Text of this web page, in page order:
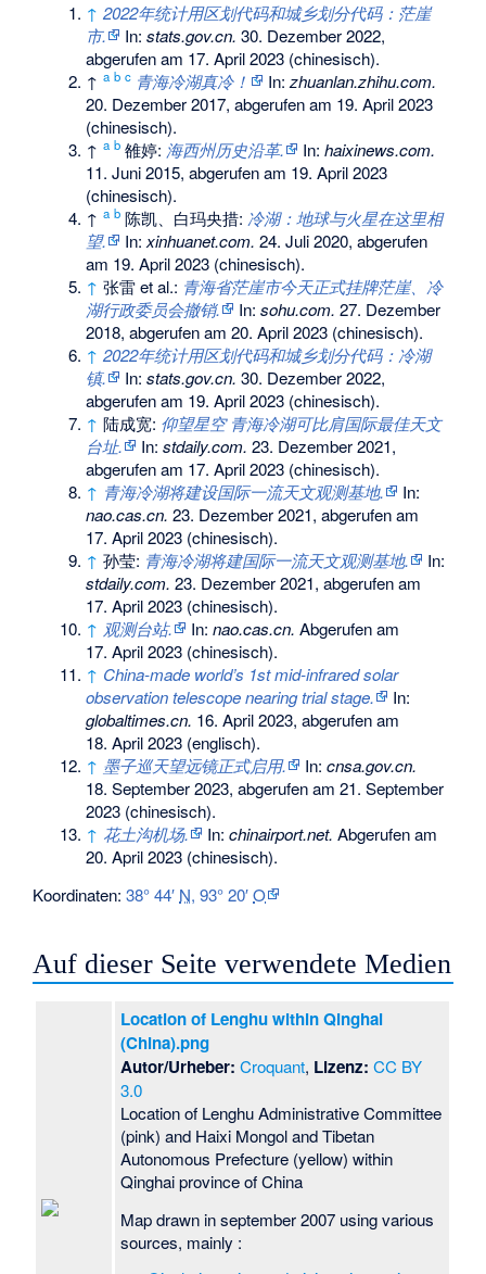
↑ 2022年统计用区划代码和城乡划分代码：茫崖
市.
In:stats.gov.cn. 30. Dezember 2022,
abgerufen am 17. April 2023 (chinesisch).
↑a b c 青海冷湖真冷！ In:zhuanlan.zhihu.com.
20. Dezember 2017, abgerufen am 19. April 2023
(chinesisch).
↑a b 雒婷: 海西州历史沿革. In:haixinews.com.
11. Juni 2015, abgerufen am 19. April 2023
(chinesisch).
↑a b 陈凯、白玛央措: 冷湖：地球与火星在这里相
望.
In:xinhuanet.com. 24. Juli 2020, abgerufen
am 19. April 2023 (chinesisch).
↑ 张雷 et al.: 青海省茫崖市今天正式挂牌茫崖、冷
湖行政委员会撤销.
In:sohu.com. 27. Dezember
2018, abgerufen am 20. April 2023 (chinesisch).
↑ 2022年统计用区划代码和城乡划分代码：冷湖
镇.
In:stats.gov.cn. 30. Dezember 2022,
abgerufen am 19. April 2023 (chinesisch).
↑ 陆成宽: 仰望星空 青海冷湖可比肩国际最佳天文
台址.
In:stdaily.com. 23. Dezember 2021,
abgerufen am 17. April 2023 (chinesisch).
↑ 青海冷湖将建设国际一流天文观测基地.
In:
nao.cas.cn. 23. Dezember 2021, abgerufen am
17. April 2023 (chinesisch).
↑ 孙莹: 青海冷湖将建国际一流天文观测基地.
In:
stdaily.com. 23. Dezember 2021, abgerufen am
17. April 2023 (chinesisch).
↑ 观测台站. In:nao.cas.cn. Abgerufen am
17. April 2023 (chinesisch).
↑ China-made world’s 1st mid-infrared solar
observation telescope nearing trial stage.
In:
globaltimes.cn. 16. April 2023, abgerufen am
18. April 2023 (englisch).
↑ 墨子巡天望远镜正式启用. In:cnsa.gov.cn.
18. September 2023, abgerufen am 21. September
2023 (chinesisch).
↑ 花土沟机场. In:chinairport.net. Abgerufen am
20. April 2023 (chinesisch).
Koordinaten:38° 44′ N,93° 20′O
Auf dieser Seite verwendete Medien
Location of Lenghu within Qinghai
(China).png
Autor/Urheber: Croquant, Lizenz: CC BY
3.0
Location of Lenghu Administrative Committee
(pink) and Haixi Mongol and Tibetan
Autonomous Prefecture (yellow) within
Qinghai province of China
Map drawn in september 2007 using various
sources, mainly :